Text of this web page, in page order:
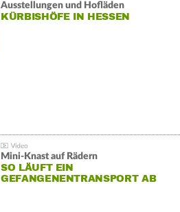
Ausstellungen und Hofläden
KÜRBISHÖFE IN HESSEN
Mini-Knast auf Rädern
SO LÄUFT EIN
GEFANGENENTRANSPORT AB